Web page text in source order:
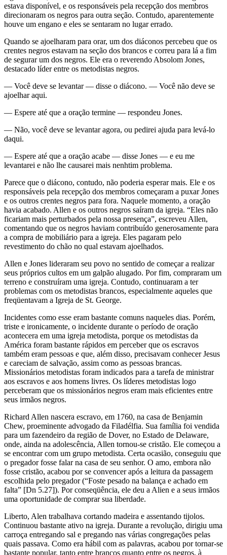
estava disponível, e os responsáveis pela recepção dos membros
direcionaram os negros para outra seção. Contudo, aparentemente
houve um engano e eles se sentaram no lugar errado.
Quando se ajoelharam para orar, um dos diáconos percebeu que os
crentes negros estavam na seção dos brancos e correu para lá a fim
de segurar um dos negros. Ele era o reverendo Absolom Jones,
destacado líder entre os metodistas negros.
— Você deve se levantar — disse o diácono. — Você não deve se
ajoelhar aqui.
— Espere até que a oração termine — respondeu Jones.
— Não, você deve se levantar agora, ou pedirei ajuda para levá-lo
daqui.
— Espere até que a oração acabe — disse Jones — e eu me
levantarei e não lhe causarei mais nenhtim problema.
Parece que o diácono, contudo, não poderia esperar mais. Ele e os
responsáveis pela recepção dos membros começaram a puxar Jones
e os outros crentes negros para fora. Naquele momento, a oração
havia acabado. Allen e os outros negros saíram da igreja. “Eles não
ficariam mais perturbados pela nossa presença”, escreveu Allen,
comentando que os negros haviam contribuído generosamente para
a compra de mobiliário para a igreja. Eles pagaram pelo
revestimento do chão no qual estavam ajoelhados.
Allen e Jones lideraram seu povo no sentido de começar a realizar
seus próprios cultos em um galpão alugado. Por fim, compraram um
terreno e construíram uma igreja. Contudo, continuaram a ter
problemas com os metodistas brancos, especialmente aqueles que
freqüentavam a Igreja de St. George.
Incidentes como esse eram bastante comuns naqueles dias. Porém,
triste e ironicamente, o incidente durante o período de oração
acontecera em uma igreja metodista, porque os metodistas da
América foram bastante rápidos em perceber que os escravos
também eram pessoas e que, além disso, precisavam conhecer Jesus
e careciam de salvação, assim como as pessoas brancas.
Missionários metodistas foram indicados para a tarefa de ministrar
aos escravos e aos homens livres. Os líderes metodistas logo
perceberam que os missionários negros eram mais eficientes entre
seus irmãos negros.
Richard Allen nascera escravo, em 1760, na casa de Benjamin
Chew, proeminente advogado da Filadélfia. Sua família foi vendida
para um fazendeiro da região de Dover, no Estado de Delaware,
onde, ainda na adolescência, Allen tornou-se cristão. Ele começou a
se encontrar com um grupo metodista. Certa ocasião, conseguiu que
o pregador fosse falar na casa de seu senhor. O amo, embora não
fosse cristão, acabou por se convencer após a leitura da passagem
escolhida pelo pregador (“Foste pesado na balança e achado em
falta” [Dn 5.27]). Por conseqüência, ele deu a Alien e a seus irmãos
uma oportunidade de comprar sua liberdade.
Liberto, Alen trabalhava cortando madeira e assentando tijolos.
Continuou bastante ativo na igreja. Durante a revolução, dirigiu uma
carroça entregando sal e pregando nas várias congregações pelas
quais passava. Como era hábil com as palavras, acabou por tornar-se
bastante popular, tanto entre brancos quanto entre os negros, à